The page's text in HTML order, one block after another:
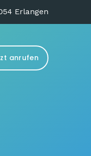
Erlangen
anrufen